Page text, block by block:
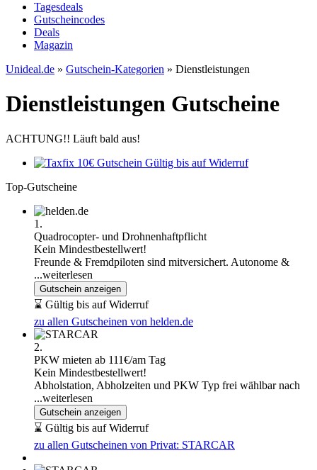
Tagesdeals
Gutscheincodes
Deals
Magazin
Unideal.de » Gutschein-Kategorien » Dienstleistungen
Dienstleistungen Gutscheine
ACHTUNG!! Läuft bald aus!
10€ Gutschein Gültig bis auf Widerruf
Top-Gutscheine
1.
Quadrocopter- und Drohnen­haftpflicht
Kein Mindestbestellwert!
Freunde & Fremdpiloten sind mitversichert. Autonome &
...weiterlesen
Gutschein anzeigen
⌛ Gültig bis auf Widerruf
zu allen Gutscheinen von helden.de
2.
PKW mieten ab 111€/am Tag
Kein Mindestbestellwert!
Abholstation, Abholzeiten und PKW Typ frei wählbar nach
...weiterlesen
Gutschein anzeigen
⌛ Gültig bis auf Widerruf
zu allen Gutscheinen von Privat: STARCAR